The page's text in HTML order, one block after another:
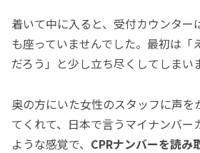
着いて中に入ると、受付カウンター
も座っていませんでした。最初は「
だろう」と少し立ち尽くしてしまい
奥の方にいた女性のスタッフに声を
てくれて、日本で言うマイナンバー
ような感覚で、 CPRナンバーを読み